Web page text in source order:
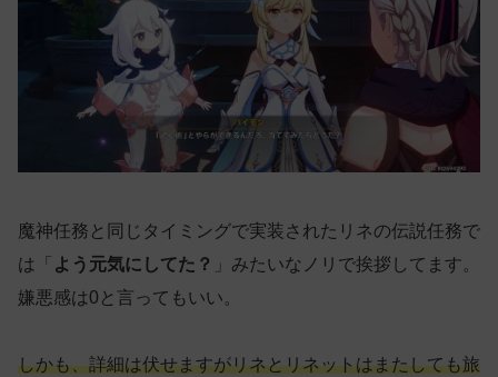
魔神任務と同じタイミングで実装されたリネの伝説任務で
は「 よう元気にしてた？ 」みたいなノリで挨拶してます。
嫌悪感は0と言ってもいい。
しかも、詳細は伏せますがリネとリネットはまたしても旅